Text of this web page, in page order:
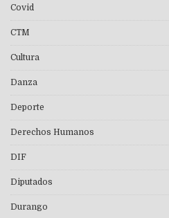
Covid
CTM
Cultura
Danza
Deporte
Derechos Humanos
DIF
Diputados
Durango